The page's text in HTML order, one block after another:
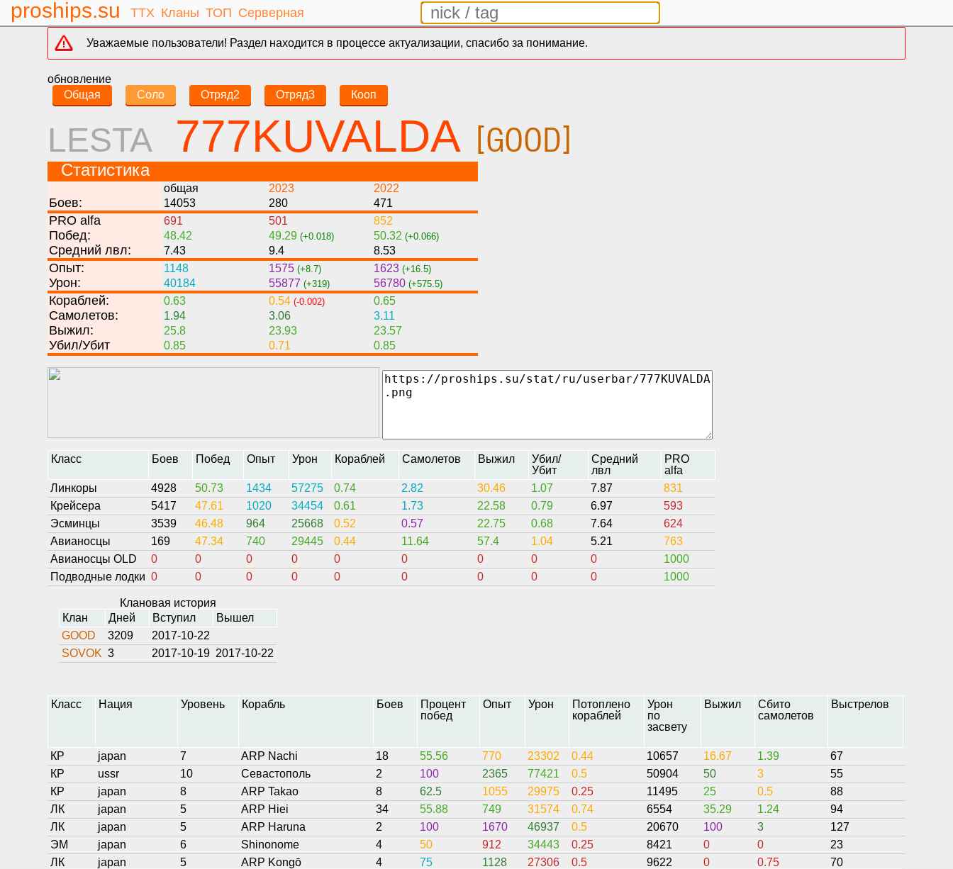
proships.su ТТХ Кланы ТОП Серверная
Уважаемые пользователи! Раздел находится в процессе актуализации, спасибо за понимание.
обновление
Общая
Соло Отряд2 Отряд3 Кооп
LESTA 777KUVALDA [GOOD]
Статистика
общая 2023 2022
Боев: 14053 280 471
PRO alfa 691 501 852
Побед: 48.42 49.29 (+0.018) 50.32 (+0.066)
Средний лвл: 7.43 9.4 8.53
Опыт: 1148 1575 (+8.7) 1623 (+16.5)
Урон: 40184 55877 (+319) 56780 (+575.5)
Кораблей: 0.63 0.54 (-0.002) 0.65
Самолетов: 1.94 3.06 3.11
Выжил: 25.8 23.93 23.57
Убил/Убит 0.85 0.71 0.85
Класс Боев Побед Опыт Урон Кораблей Самолетов Выжил
Убил/
Убит
Средний
лвл
PRO
alfa
Линкоры
4928 50.73 1434 57275 0.74 2.82 30.46 1.07 7.87
831
Крейсера
5417 47.61 1020 34454 0.61 1.73 22.58 0.79 6.97
593
Эсминцы
3539 46.48 964 25668 0.52 0.57 22.75 0.68 7.64
624
Авианосцы
169 47.34 740 29445 0.44 11.64 57.4 1.04 5.21
763
Авианосцы OLD
0 0 0 0 0 0 0 0 0
1000
Подводные лодки 0 0 0 0 0 0 0 0 0 1000
Клановая история
Клан
Дней Вступил
Вышел
GOOD
3209
2017-10-22
SOVOK 3 2017-10-19 2017-10-22
Класс Нация Уровень Корабль Боев
Процент
побед
Опыт Урон
Потоплено
кораблей
Урон
по
засвету
Выжил
Сбито
самолетов
Выстрелов
КР japan 7 ARP Nachi 18 55.56 770 23302 0.44 10657 16.67 1.39 67
КР
ussr 10 Севастополь 2 100 2365 77421 0.5 50904 50 3 55
КР
japan 8 ARP Takao 8 62.5 1055 29975 0.25 11495 25 0.5 88
ЛК
japan 5 ARP Hiei 34 55.88 749 31574 0.74 6554 35.29 1.24 94
ЛК
japan 5 ARP Haruna 2 100 1670 46937 0.5 20670 100 3 127
ЭМ
japan 6 Shinonome 4 50 912 34443 0.25 8421 0 0 23
ЛК
japan 5 ARP Kongō 4 75 1128 27306 0.5 9622 0 0.75 70